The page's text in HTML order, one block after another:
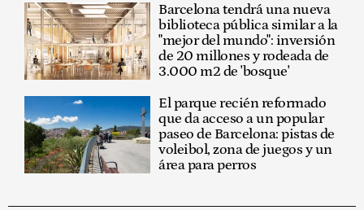
Barcelona tendrá una nueva
biblioteca pública similar a la
"mejor del mundo": inversión
de 20 millones y rodeada de
3.000 m2 de 'bosque'
El parque recién reformado
que da acceso a un popular
paseo de Barcelona: pistas de
voleibol, zona de juegos y un
área para perros